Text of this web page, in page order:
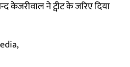
केजरीवाल ने ट्वीट के जरिए दिया